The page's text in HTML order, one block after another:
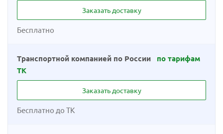
Бесплатно
Заказать доставку
Транспортной компанией по России
по тарифам
ТК
Бесплатно до ТК
Заказать доставку